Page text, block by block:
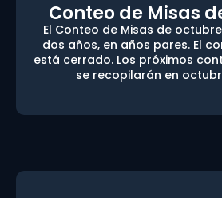
Conteo de Misas
El Conteo de Misas de
dos años, en años pares. El
está cerrado. Los próximos
se recopilarán en